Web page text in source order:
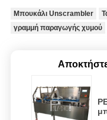
Μπουκάλι Unscrambler
γραμμή παραγωγής χυμού
Αποκτήστε